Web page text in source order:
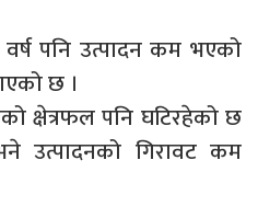
वर्ष पनि उत्पादन कम भएको
छ ।
क्षेत्रफल पनि घटिरहेको छ
उत्पादनको गिरावट कम